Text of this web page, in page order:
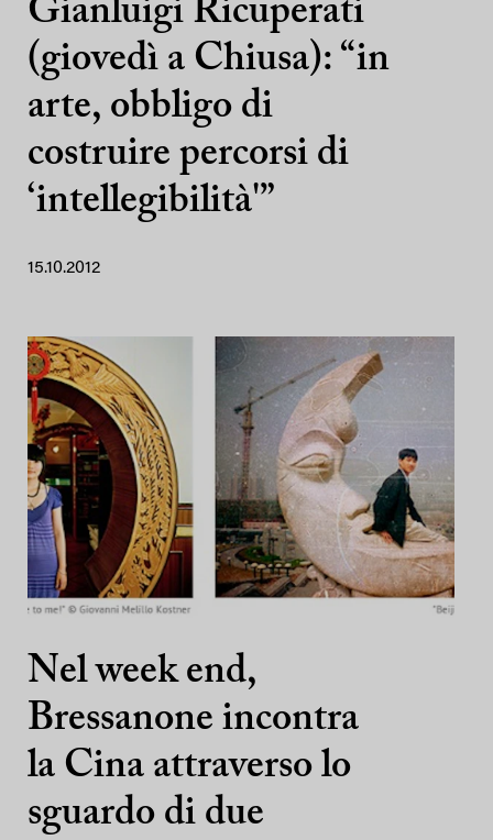
Gianluigi Ricuperati
(giovedì a Chiusa): “in
arte, obbligo di
costruire percorsi di
‘intellegibilità'”
15.10.2012
Nel week end,
Bressanone incontra
la Cina attraverso lo
sguardo di due